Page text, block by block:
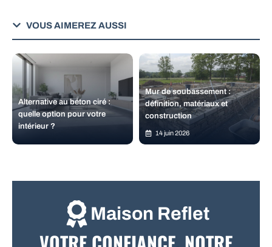
VOUS AIMEREZ AUSSI
Alternative au béton ciré :
quelle option pour votre
intérieur ?
Mur de soubassement :
définition, matériaux et
construction
14 juin 2026
Maison Reflet